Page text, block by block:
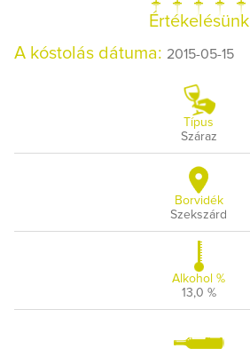
Értékelésünk
A kóstolás dátuma: 2015-05-15
Típus
Száraz
Borvidék
Szekszárd
Alkohol %
13,0 %